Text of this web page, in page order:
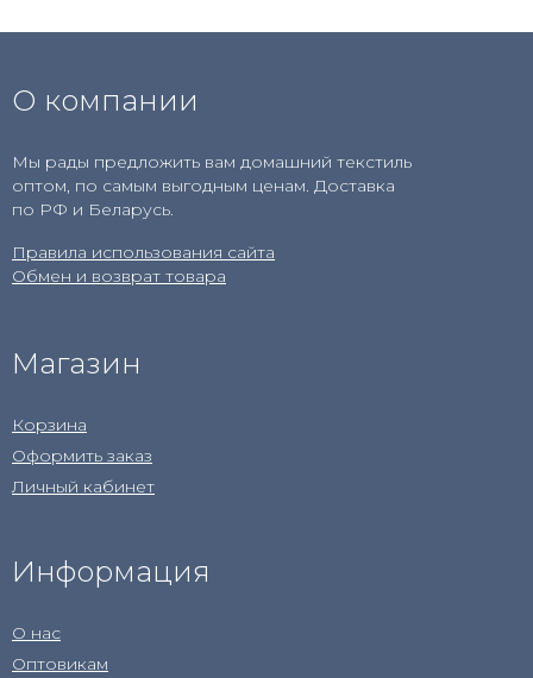
О компании
Мы рады предложить вам домашний текстиль
оптом, по самым выгодным ценам. Доставка
по РФ и Беларусь.
Правила использования сайта
Обмен и возврат товара
Магазин
Корзина
Оформить заказ
Личный кабинет
Информация
О нас
Оптовикам